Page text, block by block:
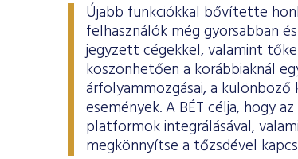
Újabb funkciókkal bővítette
felhasználók még gyorsabban
jegyzett cégekkel, valamint
köszönhetően a korábbiaknál
árfolyammozgásai, a
események. A BÉT célja, hogy
platformok integrálásával,
megkönnyítse a tőzsdével